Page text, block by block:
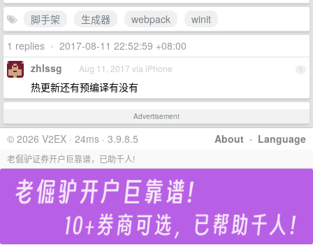
脚手架
生成器 webpack
winit
1 replies • 2017-08-11 22:52:59 +08:00
1
zhlssg Aug 11, 2017 via iPhone
热更新还有预编译有没有
Advertisement
About · Language
© 2026 V2EX · 24ms · 3.9.8.5
老倔驴证券开户巨靠谱，已助千人!